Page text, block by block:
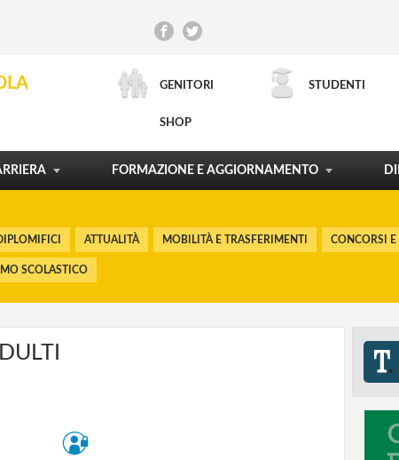
GENITORI STUDENTI
SHOP
MOSTRA TUTTO
CONCORSI E RECLUTAMENTO CONTRATTO DI LAVORO
MOSTRA TUTTO
FORMAZIONE E AGGIORNAMENTO
MOSTRA TUTTO
INCARICHI DI DOCENZA SCUOLA E TERRITORIO
MOSTRA TUTTO
RICERCA AVANZATA
ATTUALITÀ MOBILITÀ E TRASFERIMENTI CONCORSI E
SCOLASTICO